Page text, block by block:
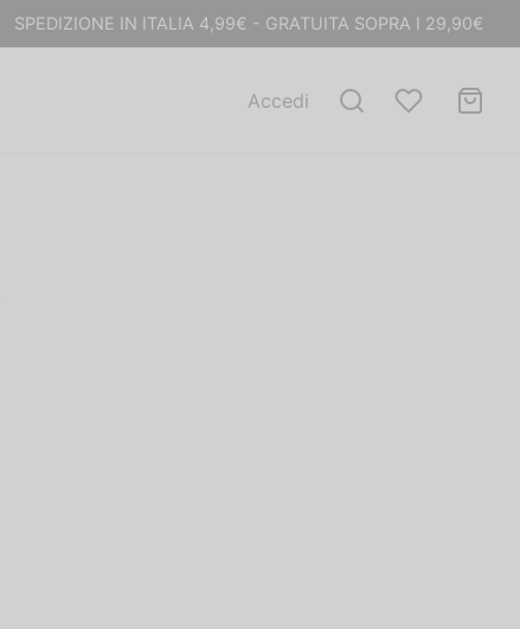
SPEDIZIONE IN ITALIA 4,99€ - GRATUITA SOPRA I 29,90€
Accedi